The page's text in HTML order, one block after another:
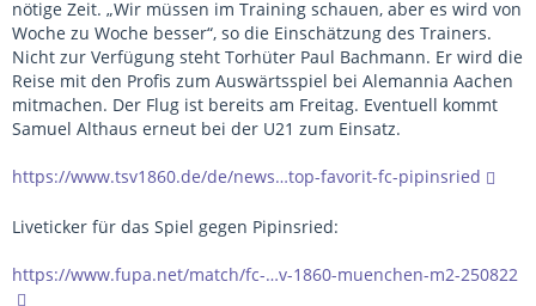
nötige Zeit. „Wir müssen im Training schauen, aber es wird von
Woche zu Woche besser“, so die Einschätzung des Trainers.
Nicht zur Verfügung steht Torhüter Paul Bachmann. Er wird die
Reise mit den Profis zum Auswärtsspiel bei Alemannia Aachen
mitmachen. Der Flug ist bereits am Freitag. Eventuell kommt
Samuel Althaus erneut bei der U21 zum Einsatz.
https://www.tsv1860.de/de/news…top-favorit-fc-pipinsried
Liveticker für das Spiel gegen Pipinsried:
https://www.fupa.net/match/fc-…v-1860-muenchen-m2-250822